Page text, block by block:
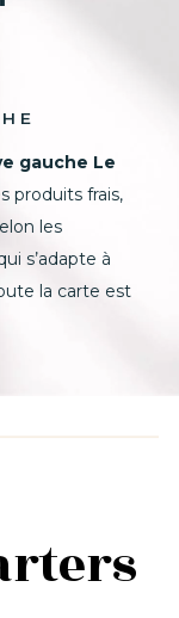
gauche Le
produits frais,
les
s’adapte à
la carte est